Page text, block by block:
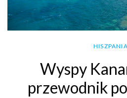
HISZPANIA
Wyspy
przewodnik